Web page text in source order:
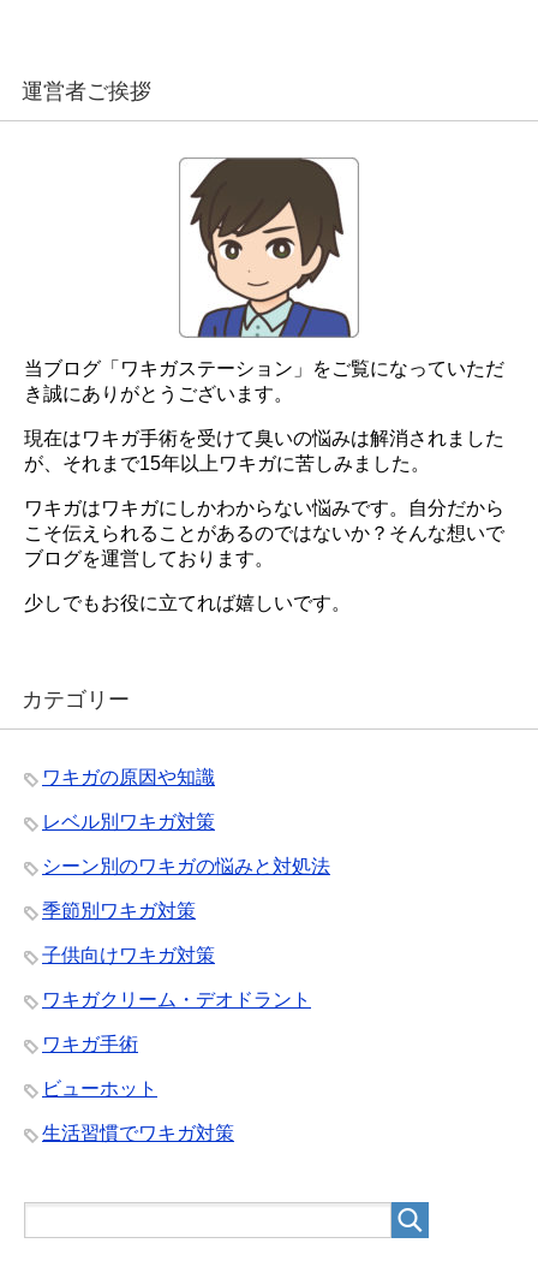
運営者ご挨拶
当ブログ「ワキガステーション」をご覧になっていただ
き誠にありがとうございます。
現在はワキガ手術を受けて臭いの悩みは解消されました
が、それまで15年以上ワキガに苦しみました。
ワキガはワキガにしかわからない悩みです。自分だから
こそ伝えられることがあるのではないか？そんな想いで
ブログを運営しております。
少しでもお役に立てれば嬉しいです。
カテゴリー
ワキガの原因や知識
レベル別ワキガ対策
シーン別のワキガの悩みと対処法
季節別ワキガ対策
子供向けワキガ対策
ワキガクリーム・デオドラント
ワキガ手術
ビューホット
生活習慣でワキガ対策